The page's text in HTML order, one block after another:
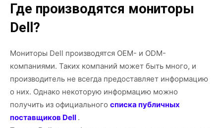
Где производятся мониторы
Dell?
Мониторы Dell производятся OEM- и ODM-
компаниями. Таких компаний может быть много, и
производитель не всегда предоставляет информацию
о них. Однако некоторую информацию можно
получить из официального списка публичных
поставщиков Dell .